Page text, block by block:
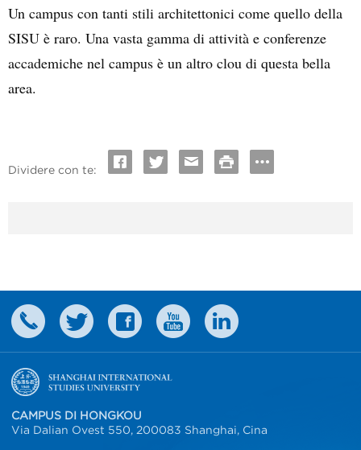
Un campus con tanti stili architettonici come quello della
SISU è raro. Una vasta gamma di attività e conferenze
accademiche nel campus è un altro clou di questa bella
area.
Dividere con te:
CAMPUS DI HONGKOU
Via Dalian Ovest 550, 200083 Shanghai, Cina